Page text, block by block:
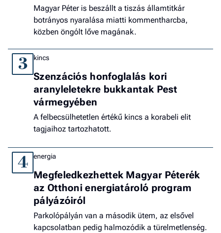
Magyar Péter is beszállt a tiszás államtitkár
botrányos nyaralása miatti kommentharcba,
közben öngólt lőve magának.
3 kincs
Szenzációs honfoglalás kori
aranyleletekre bukkantak Pest
vármegyében
A felbecsülhetetlen értékű kincs a korabeli elit
tagjaihoz tartozhatott.
4 energia
Megfeledkezhettek Magyar Péterék
az Otthoni energiatároló program
pályázóiról
Parkolópályán van a második ütem, az elsővel
kapcsolatban pedig halmozódik a türelmetlenség.